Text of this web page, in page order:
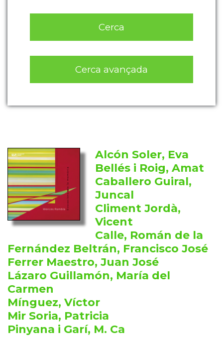
Cerca
Cerca avançada
Alcón Soler, Eva
Bellés i Roig, Amat
Caballero Guiral,
Juncal
Climent Jordà,
Vicent
Calle, Román de la
Fernández Beltrán, Francisco José
Ferrer Maestro, Juan José
Lázaro Guillamón, María del
Carmen
Mínguez, Víctor
Mir Soria, Patricia
Pinyana i Garí, M. Ca